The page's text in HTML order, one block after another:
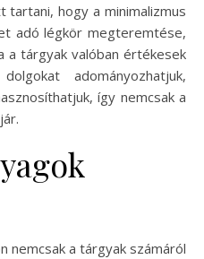
tartani, hogy a minimalizmus
adó légkör megteremtése,
a tárgyak valóban értékesek
adományozhatjuk,
így nemcsak a
nemcsak a tárgyak számáról